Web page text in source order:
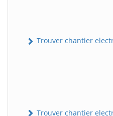
Trouver chantier
Trouver chantier